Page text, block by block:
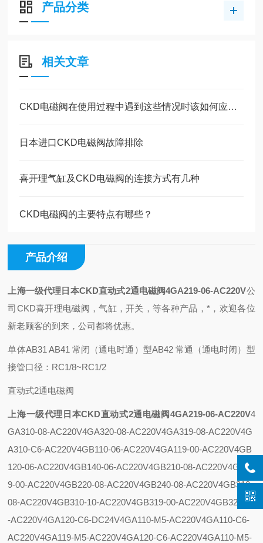
产品分类
相关文章
CKD电磁阀在使用过程中遇到这些情况时该如何应对？
日本进口CKD电磁阀故障排除
喜开理气缸及CKD电磁阀的连接方式有几种
CKD电磁阀的主要特点有哪些？
产品介绍
上海一级代理日本CKD直动式2通电磁阀4GA219-06-AC220V公
司CKD喜开理电磁阀，气缸，开关，等各种产品，*，欢迎各位
新老顾客的到来，公司都将优惠。
单体AB31 AB41 常闭（通电时通）型AB42 常通（通电时闭）型
接管口径：RC1/8~RC1/2
直动式2通电磁阀
上海一级代理日本CKD直动式2通电磁阀4GA219-06-AC220V4
GA310-08-AC220V4GA320-08-AC220V4GA319-08-AC220V4G
A310-C6-AC220V4GB110-06-AC220V4GA119-00-AC220V4GB
120-06-AC220V4GB140-06-AC220V4GB210-08-AC220V4GB21
9-00-AC220V4GB220-08-AC220V4GB240-08-AC220V4GB310-
08-AC220V4GB310-10-AC220V4GB319-00-AC220V4GB320-08
-AC220V4GA120-C6-DC24V4GA110-M5-AC220V4GA110-C6-
AC220V4GA119-M5-AC220V4GA120-C6-AC220V4GA110-M5-